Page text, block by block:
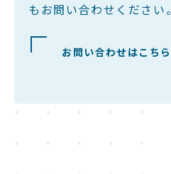
もお問い合わせください。
お問い合わせはこちら